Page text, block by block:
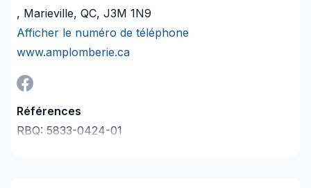
, Marieville, QC, J3M 1N9
Afficher le numéro de téléphone
www.amplomberie.ca
Références
RBQ: 5833-0424-01